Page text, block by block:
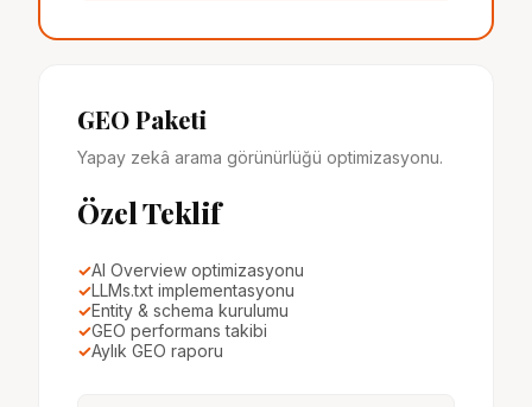
GEO Paketi
Yapay zekâ arama görünürlüğü optimizasyonu.
Özel Teklif
✓AI Overview optimizasyonu
✓LLMs.txt implementasyonu
✓Entity & schema kurulumu
✓GEO performans takibi
✓Aylık GEO raporu